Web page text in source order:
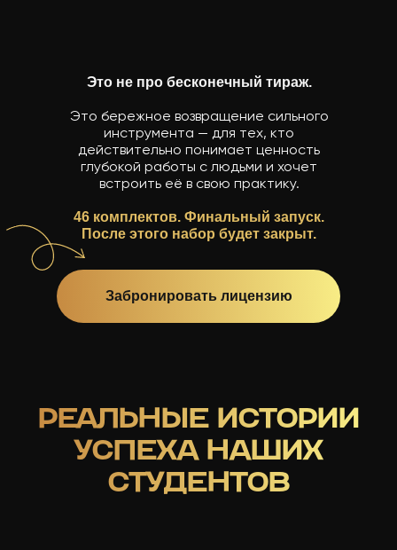
Это не про бесконечный тираж.
Это бережное возвращение сильного
инструмента — для тех, кто
действительно понимает ценность
глубокой работы с людьми и хочет
встроить её в свою практику.
46 комплектов. Финальный запуск.
После этого набор будет закрыт.
Забронировать лицензию
РЕАЛЬНЫЕ ИСТОРИИ
УСПЕХА НАШИХ
СТУДЕНТОВ